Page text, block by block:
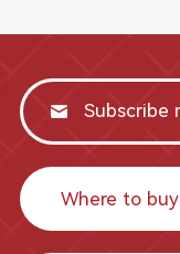
Where to buy